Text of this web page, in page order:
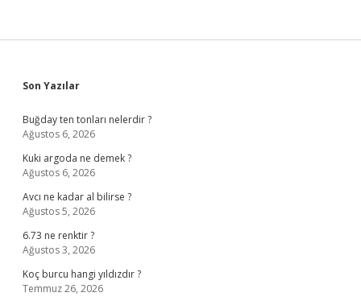
Sidebar
Son Yazılar
Buğday ten tonları nelerdir ?
Ağustos 6, 2026
Kuki argoda ne demek ?
Ağustos 6, 2026
Avcı ne kadar al bilirse ?
Ağustos 5, 2026
6.73 ne renktir ?
Ağustos 3, 2026
Koç burcu hangi yıldızdır ?
Temmuz 26, 2026